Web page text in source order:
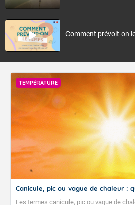
Comment prévoit-on
TEMPÉRATURE
Canicule, pic ou vague de chaleur :
Les termes canicule, pic ou vague de